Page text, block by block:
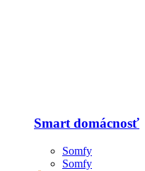
Smart domácnosť
Somfy
Somfy